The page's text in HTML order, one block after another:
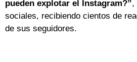
pueden explotar el Instagram?”,
sociales, recibiendo cientos de
de sus seguidores.